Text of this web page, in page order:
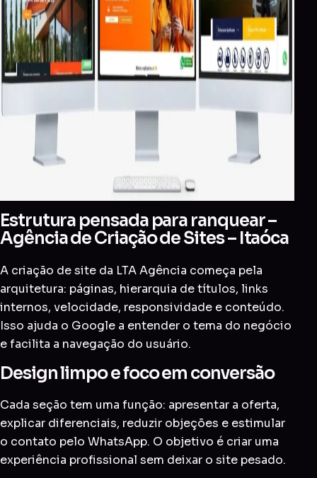
Estrutura pensada para ranquear –
Agência de Criação de Sites – Itaóca
A criação de site da LTA Agência começa pela
arquitetura: páginas, hierarquia de títulos, links
internos, velocidade, responsividade e conteúdo.
Isso ajuda o Google a entender o tema do negócio
e facilita a navegação do usuário.
Design limpo e foco em conversão
Cada seção tem uma função: apresentar a oferta,
explicar diferenciais, reduzir objeções e estimular
o contato pelo WhatsApp. O objetivo é criar uma
experiência profissional sem deixar o site pesado.